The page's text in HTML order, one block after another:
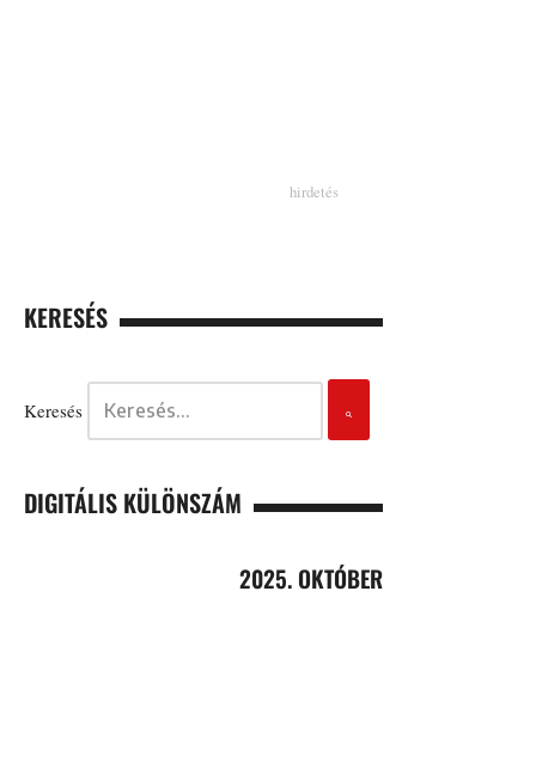
KERESÉS
Keresés
DIGITÁLIS KÜLÖNSZÁM
2025. OKTÓBER